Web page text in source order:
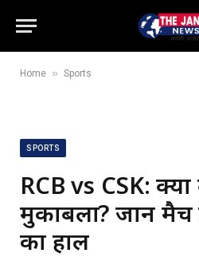
Home » Sports
SPORTS
RCB vs CSK: क्या
मुकाबला? जानें मैच
का हाल